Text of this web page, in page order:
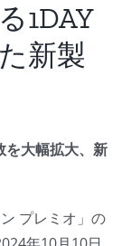
1DAY
新製
を大幅拡大、新
プレミオ」の